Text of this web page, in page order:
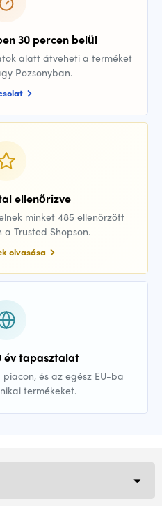
30 percen belül
alatt átveheti a terméket
Pozsonyban.
ellenőrizve
minket 485 ellenőrzött
Trusted Shopson.
olvasása
év tapasztalat
és az egész EU-ba
termékeket.